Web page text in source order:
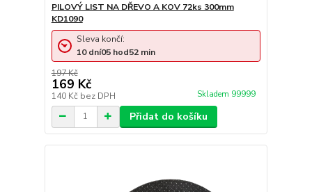
PILOVÝ LIST NA DŘEVO A KOV 72ks 300mm
KD1090
197 Kč
169 Kč
140 Kč bez DPH Skladem 99999
Sleva končí:
10 dní05 hod52 min
Přidat do košíku